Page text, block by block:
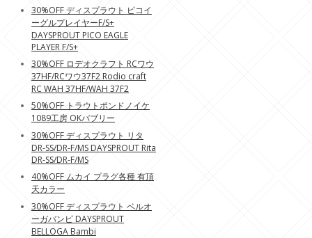
30%OFF ディスプラウト ピコイ
ーグルプレイヤーF/S+
DAYSPROUT PICO EAGLE
PLAYER F/S+
30%OFF ロデオクラフト RCワウ
37HF/RCワウ37F2 Rodio craft
RC WAH 37HF/WAH 37F2
50%OFF トラウトポンドノイケ
1089工房 OKバブリー
30%OFF ディスプラウト リタ
DR-SS/DR-F/MS DAYSPROUT Rita
DR-SS/DR-F/MS
40%OFF ムカイ プラグ各種 有頂
天カラー
30%OFF ディスプラウト ベルオ
ーガバンピ DAYSPROUT
BELLOGA Bambi